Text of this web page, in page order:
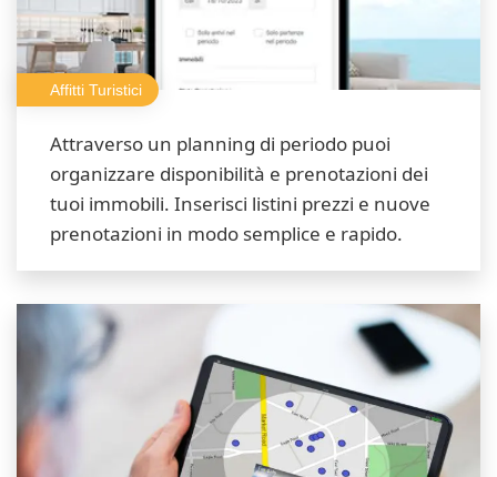
Affitti Turistici
Attraverso un planning di periodo puoi
organizzare disponibilità e prenotazioni dei
tuoi immobili. Inserisci listini prezzi e nuove
prenotazioni in modo semplice e rapido.